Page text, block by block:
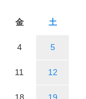
金 土
4 5
11 12
18 19